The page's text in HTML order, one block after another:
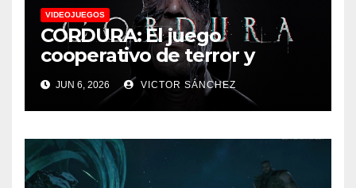
VIDEOJUEGOS
CORDURA: El juego
cooperativo de terror y
supervivencia AA presenta
su tráiler de jugabilidad en
Future Game Show
JUN 6, 2026 VICTOR SÁNCHEZ